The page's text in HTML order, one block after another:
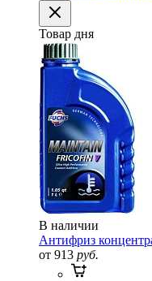
Товар дня
В наличии
Антифриз
от 913 руб.